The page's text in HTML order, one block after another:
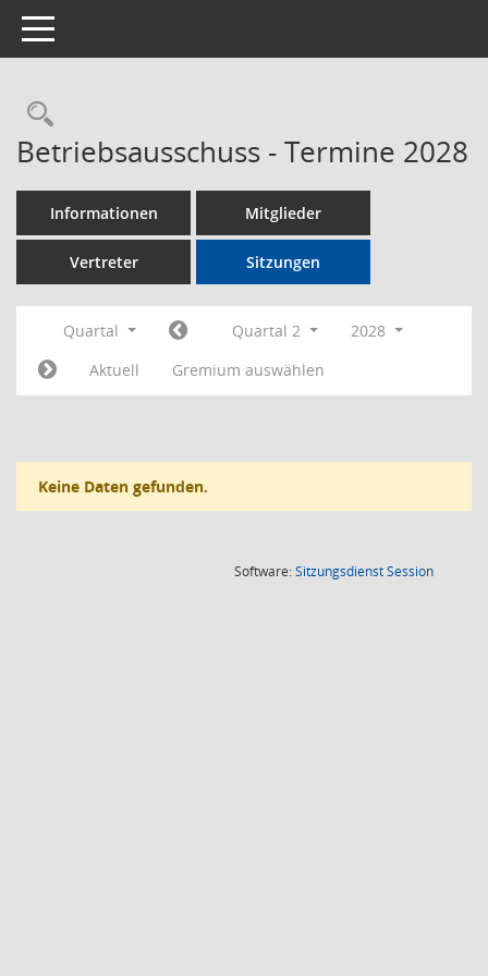
Toggle navigation
Rechercheauswahl
Betriebsausschuss - Termine 2028
Informationen Mitglieder
Vertreter Sitzungen
Quartal Quartal 2
2028
Aktuell
Gremium auswählen
Keine Daten gefunden.
Software:SitzungsdienstSession(Wird in